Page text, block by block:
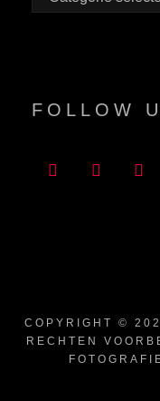
FOLLOW
COPYRIGHT ©
RECHTEN